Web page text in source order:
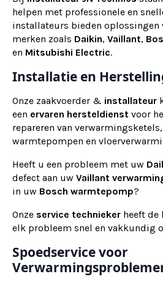
helpen met professionele en
installateurs bieden oplossingen
merken zoals Daikin, Vaillant,
en Mitsubishi Electric.
Installatie en
Onze zaakvoerder & installateur
een ervaren hersteldienst voor
repareren van
warmtepompen en
Heeft u een probleem met uw
defect aan uw Vaillant
in uw Bosch warmtepomp?
Onze service technieker heeft de
elk probleem snel en vakkundig
Spoedservice voor